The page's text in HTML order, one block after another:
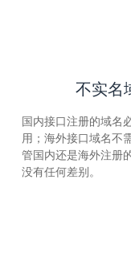
不实名
国内接口注册的域名
用；海外接口域名不
管国内还是海外注册
没有任何差别。